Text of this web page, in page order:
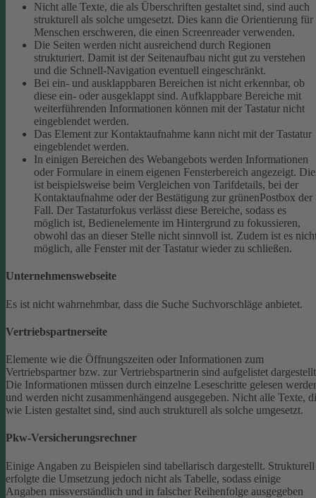
Nicht alle Texte, die als Überschriften gestaltet sind, sind auch
strukturell als solche umgesetzt. Dies kann die Orientierung für
Menschen erschweren, die einen Screenreader verwenden.
Die Seiten werden nicht ausreichend durch Regionen
strukturiert. Damit ist der Seitenaufbau nicht gut zu verstehen
und die Schnell-Navigation eventuell eingeschränkt.
Bei ein- und ausklappbaren Bereichen ist nicht erkennbar, ob
diese ein- oder ausgeklappt sind. Aufklappbare Bereiche mit
weiterführenden Informationen können mit der Tastatur nicht
eingeblendet werden.
Das Element zur Kontaktaufnahme kann nicht mit der Tastatur
eingeblendet werden.
In einigen Bereichen des Webangebots werden Informationen
oder Formulare in einem eigenen Fensterbereich angezeigt.
ist beispielsweise beim Vergleichen von Tarifdetails, bei der
Kontaktaufnahme oder der Bestätigung zur grünenPostbox der
Fall. Der Tastaturfokus verlässt diese Bereiche, sodass es
möglich ist, Bedienelemente im Hintergrund zu fokussieren,
obwohl das an dieser Stelle nicht sinnvoll ist. Zudem ist es
möglich, alle Fenster mit der Tastatur wieder zu schließen.
Unternehmenswebseite
Es ist nicht wahrnehmbar, dass die Suche Suchvorschläge anbietet.
Vertriebspartnerseite
Elemente wie die Öffnungszeiten oder Informationen zum
Vertriebspartner bzw. zur Vertriebspartnerin sind aufgelistet
Die Informationen müssen durch einzelne Leseschritte gelesen
und werden nicht zusammenhängend ausgegeben. Nicht alle Texte,
wie Listen gestaltet sind, sind auch strukturell als solche umgesetzt.
Pkw-Versicherungsrechner
Einige Angaben zu Beispielen sind tabellarisch dargestellt. Strukturell
erfolgte die Umsetzung jedoch nicht als Tabelle, sodass einige
Angaben missverständlich und in falscher Reihenfolge ausgegeben